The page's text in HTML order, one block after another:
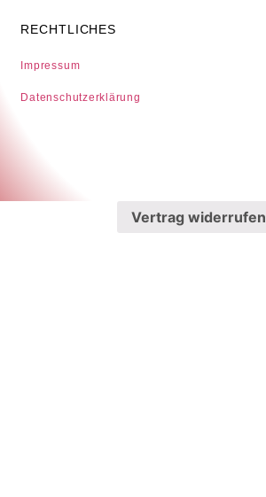
RECHTLICHES
Impressum
Datenschutzerklärung
Vertrag widerrufen